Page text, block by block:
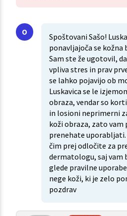
Spoštovani Sašo!
ponavljajoča se kožna
Sam ste že ugotovil,
vpliva stres in prav
se lahko pojavijo ob
Luskavica se le
obraza, vendar so
in losioni neprimerni
koži obraza, zato vam
prenehate uporabljati.
čim prej odločite za
dermatologu, saj vam
glede pravilne
nege koži, ki je zelo
pozdrav